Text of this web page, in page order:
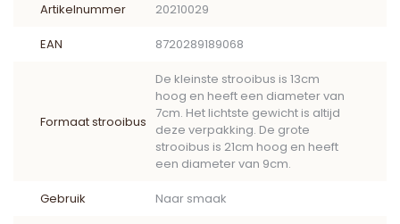
Artikelnummer 20210029
EAN 8720289189068
Formaat strooibus
De kleinste strooibus is 13cm
hoog en heeft een diameter van
7cm. Het lichtste gewicht is altijd
deze verpakking. De grote
strooibus is 21cm hoog en heeft
een diameter van 9cm.
Gebruik Naar smaak